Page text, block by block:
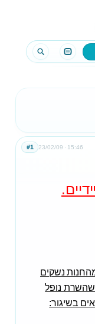
23/02/09 15:46
#1
נשקים
נופל
בשיגור: